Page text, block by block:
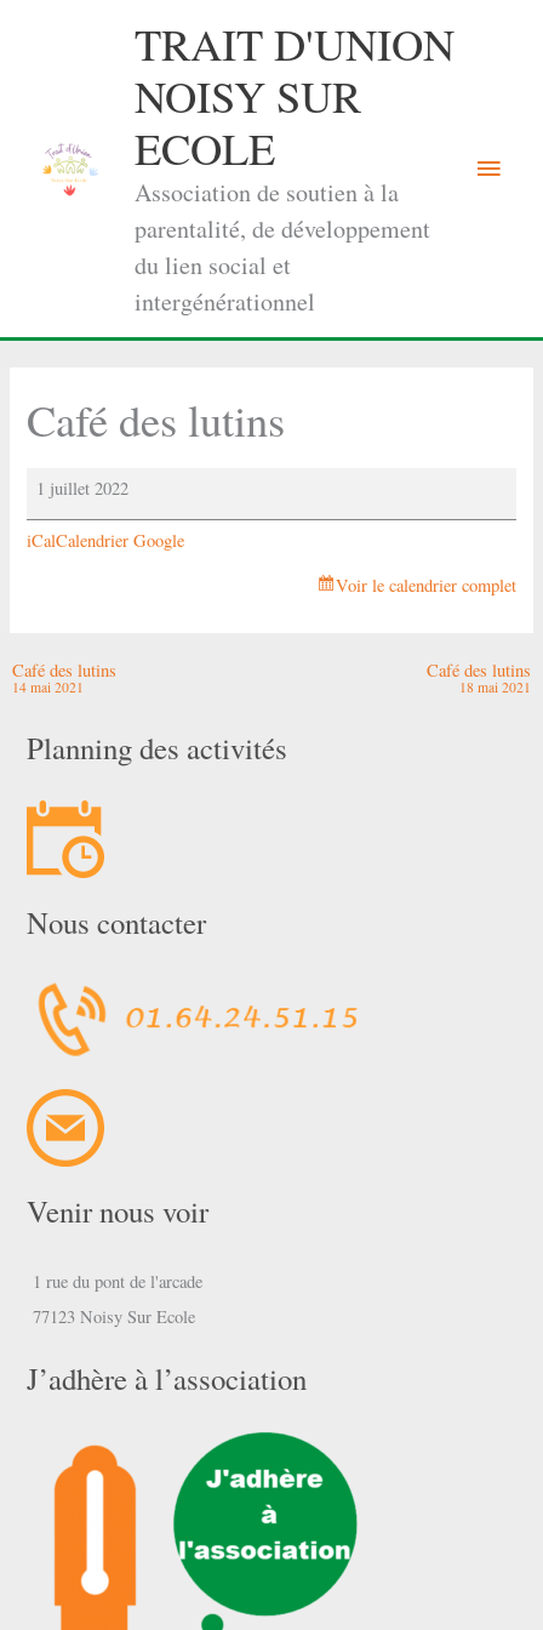
TRAIT D'UNION
NOISY SUR
ECOLE
Association de soutien à la
parentalité, de développement
du lien social et
intergénérationnel
Menu
Café des lutins
Café
des
lutins
1 juillet 2022
iCalCalendrier Google
Voir le calendrier complet
Café des lutins
14 mai 2021
Café des lutins
18 mai 2021
Planning des activités
Nous contacter
Venir nous voir
1 rue du pont de l'arcade
77123 Noisy Sur Ecole
J’adhère à l’association